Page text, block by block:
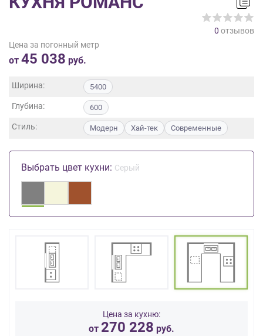
0 отзывов
Цена за погонный метр
от 45 038 руб.
Ширина: 5400
Глубина: 600
Стиль: Модерн Хай-тек Современные
Выбрать цвет кухни: Серый
Цена за кухню:
от 270 228 руб.
данных ,
Согласие
обработку
данных
порядке
условиях
персональных